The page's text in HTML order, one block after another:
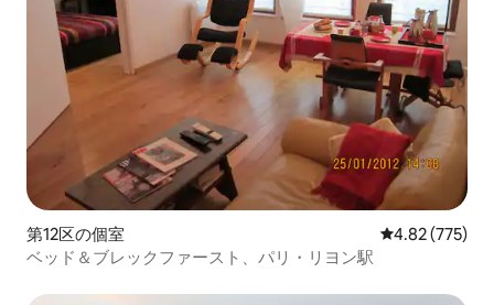
第12区の個室 レビュー775
4.82 (775)
ベッド＆ブレックファースト、パリ・リヨン駅